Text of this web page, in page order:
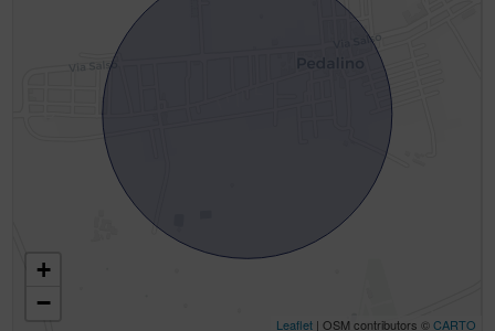
+
−
Leaflet| OSM contributors ©CARTO